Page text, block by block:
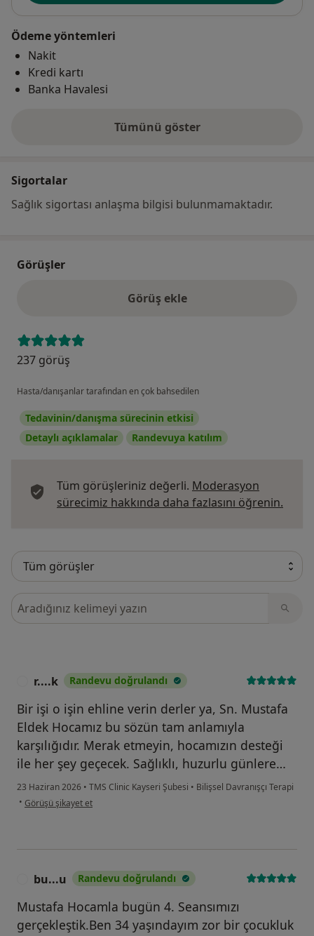
Ödeme yöntemleri
Nakit
Kredi kartı
Banka Havalesi
Tümünü göster
adres hakkında
Sigortalar
Sağlık sigortası anlaşma bilgisi bulunmamaktadır.
Görüşler
Görüş ekle
237 görüş
Hasta/danışanlar tarafından en çok bahsedilen
Tedavinin/danışma sürecinin etkisi
Detaylı açıklamalar
Randevuya katılım
Tüm görüşleriniz değerli. Moderasyon
sürecimiz hakkında daha fazlasını öğrenin.
Görüşler içerisinde ara
r....k Randevu doğrulandı
Bir işi o işin ehline verin derler ya, Sn. Mustafa
Eldek Hocamız bu sözün tam anlamıyla
karşılığıdır. Merak etmeyin, hocamızın desteği
ile her şey geçecek. Sağlıklı, huzurlu günlere…
23 Haziran 2026 • TMS Clinic Kayseri Şubesi • Bilişsel Davranışçı Terapi
• kullanıcının görüşüne göre r....k
Görüşü şikayet et
bu...u Randevu doğrulandı
Mustafa Hocamla bugün 4. Seansımızı
gerçekleştik.Ben 34 yaşındayım zor bir çocukluk